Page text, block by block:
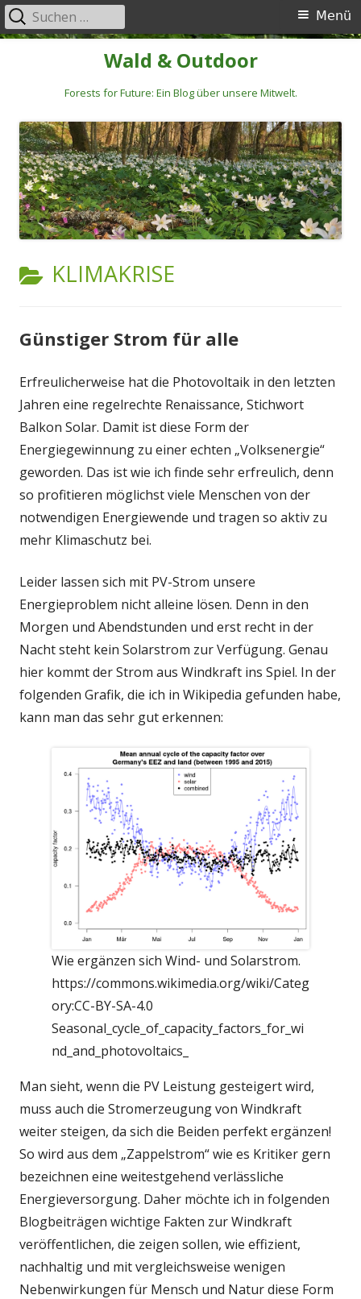
Wald & Outdoor
Forests for Future: Ein Blog über unsere Mitwelt.
Primäres
Menü
Suchen
nach:
KATEGORIE:
KLIMAKRISE
Günstiger Strom für alle
Erfreulicherweise hat die Photovoltaik in den letzten
Jahren eine regelrechte Renaissance, Stichwort
Balkon Solar. Damit ist diese Form der
Energiegewinnung zu einer echten „Volksenergie“
geworden. Das ist wie ich finde sehr erfreulich, denn
so profitieren möglichst viele Menschen von der
notwendigen Energiewende und tragen so aktiv zu
mehr Klimaschutz bei.
Leider lassen sich mit PV-Strom unsere
Energieproblem nicht alleine lösen. Denn in den
Morgen und Abendstunden und erst recht in der
Nacht steht kein Solarstrom zur Verfügung. Genau
hier kommt der Strom aus Windkraft ins Spiel. In der
folgenden Grafik, die ich in Wikipedia gefunden habe,
kann man das sehr gut erkennen:
Wie ergänzen sich Wind- und Solarstrom.
https://commons.wikimedia.org/wiki/Categ
ory:CC-BY-SA-4.0
Seasonal_cycle_of_capacity_factors_for_wi
nd_and_photovoltaics_
Man sieht, wenn die PV Leistung gesteigert wird,
muss auch die Stromerzeugung von Windkraft
weiter steigen, da sich die Beiden perfekt ergänzen!
So wird aus dem „Zappelstrom“ wie es Kritiker gern
bezeichnen eine weitestgehend verlässliche
Energieversorgung. Daher möchte ich in folgenden
Blogbeiträgen wichtige Fakten zur Windkraft
veröffentlichen, die zeigen sollen, wie effizient,
nachhaltig und mit vergleichsweise wenigen
Nebenwirkungen für Mensch und Natur diese Form